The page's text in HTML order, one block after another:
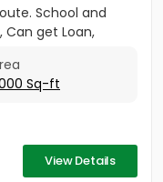
School and
Can get Loan,
Sq-ft
View Details